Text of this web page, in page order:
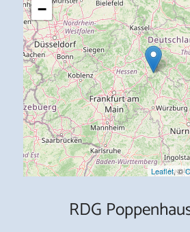
−
Leaflet, ©
RDG